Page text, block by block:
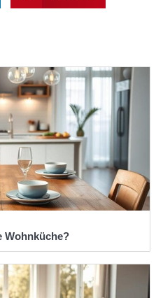
Wohnküche?